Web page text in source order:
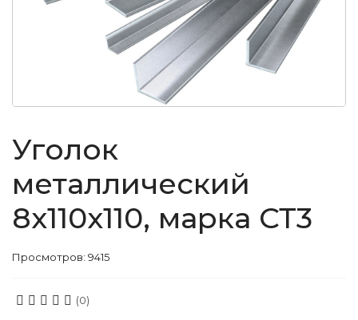
Уголок
металлический
8x110x110, марка СТ3
Просмотров: 9415
(0)